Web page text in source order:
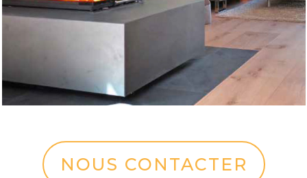
NOUS CONTACTER